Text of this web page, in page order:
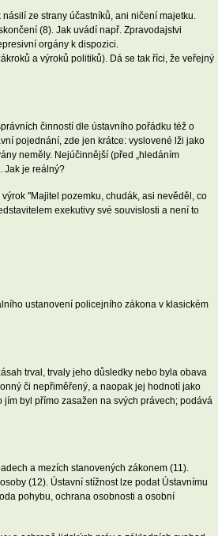
ze strany účastníků, ani ničení majetku.
(8). Jak uvádí např. Zpravodajstvi
orgány k dispozici.
a výroků politiků). Dá se tak říci, že veřejný
činností dle ústavního pořádku též o
pojednání, zde jen krátce: vyslovené lži jako
neměly. Nejúčinnější (před „hledáním
Jak je reálný?
"Majitel pozemku, chudák, asi nevěděl, co
exekutivy své souvislosti a není to
ustanovení policejního zákona v klasickém
trval, trvaly jeho důsledky nebo byla obava
či nepřiměřený, a naopak jej hodnotí jako
byl přímo zasažen na svých právech; podává
a mezích stanovených zákonem (11).
(12). Ústavní stížnost lze podat Ústavnímu
pohybu, ochrana osobnosti a osobní